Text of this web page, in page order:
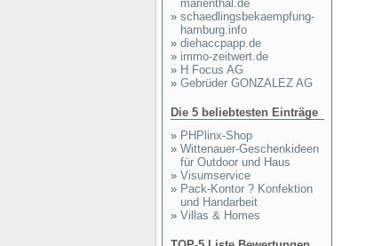
marienthal.de
» schaedlingsbekaempfung-
hamburg.info
» diehaccpapp.de
» immo-zeitwert.de
» H Focus AG
» Gebrüder GONZALEZ AG
Die 5 beliebtesten Einträge
» PHPlinx-Shop
» Wittenauer-Geschenkideen
für Outdoor und Haus
» Visumservice
» Pack-Kontor ? Konfektion
und Handarbeit
» Villas & Homes